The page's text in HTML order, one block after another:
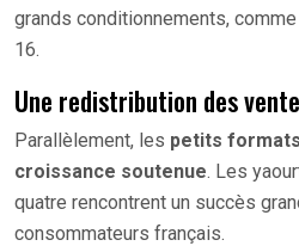
grands conditionnements,
16.
Une redistribution des
Parallèlement, les petits
croissance soutenue. Les
quatre rencontrent un succès
consommateurs français.